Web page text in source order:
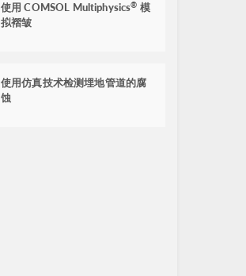
使用 COMSOL Multiphysics® 模
拟褶皱
使用仿真技术检测埋地管道的腐
蚀